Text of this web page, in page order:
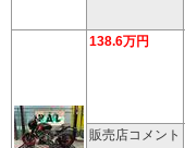
138.6万円
販売店コメント